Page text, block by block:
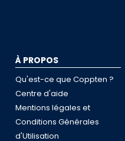
À PROPOS
Qu'est-ce que Coppten ?
Centre d'aide
Mentions légales et
Conditions Générales
d'Utilisation